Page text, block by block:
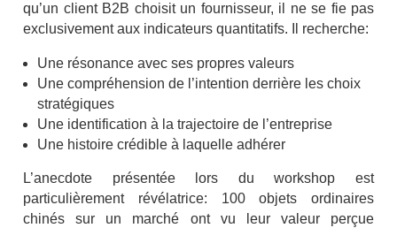
qu’un client B2B choisit un fournisseur, il ne se fie pas
exclusivement aux indicateurs quantitatifs. Il recherche:
Une résonance avec ses propres valeurs
Une compréhension de l’intention derrière les choix
stratégiques
Une identification à la trajectoire de l’entreprise
Une histoire crédible à laquelle adhérer
L’anecdote présentée lors du workshop est
particulièrement révélatrice: 100 objets ordinaires
chinés sur un marché ont vu leur valeur perçue